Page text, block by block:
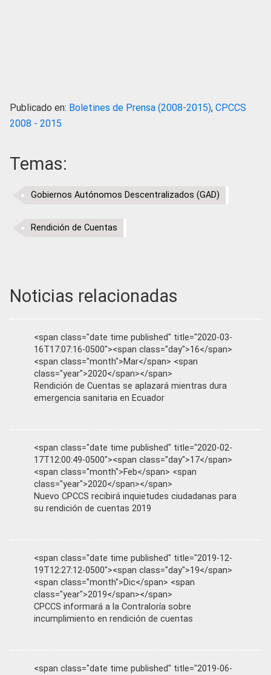
Publicado en: Boletines de Prensa (2008-2015), CPCCS
2008 - 2015
Temas:
Gobiernos Autónomos Descentralizados (GAD)
Rendición de Cuentas
Noticias relacionadas
<span class="date time published" title="2020-03-
16T17:07:16-0500"><span class="day">16</span>
<span class="month">Mar</span> <span
class="year">2020</span></span>
Rendición de Cuentas se aplazará mientras dura
emergencia sanitaria en Ecuador
<span class="date time published" title="2020-02-
17T12:00:49-0500"><span class="day">17</span>
<span class="month">Feb</span> <span
class="year">2020</span></span>
Nuevo CPCCS recibirá inquietudes ciudadanas para
su rendición de cuentas 2019
<span class="date time published" title="2019-12-
19T12:27:12-0500"><span class="day">19</span>
<span class="month">Dic</span> <span
class="year">2019</span></span>
CPCCS informará a la Contraloría sobre
incumplimiento en rendición de cuentas
<span class="date time published" title="2019-06-